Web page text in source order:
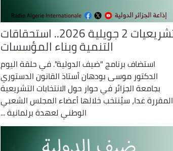
تشريعيات 2 جويلية 2026.. استحقاقات
التنمية وبناء المؤسسات
استضاف برنامج "ضيف الدولية". في حلقة اليوم
الدكتور موسى بودهان أستاذ القانون الدستوري
بجامعة الجزائر في حوار حول الانتخابات التشريعية
المقررة غدا، سيُنتخب خلالها أعضاء المجلس الشعبي
الوطني لعهدة برلمانية ...